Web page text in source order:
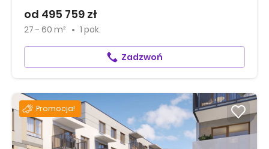
od 495 759 zł
27 - 60 m² 1 pok.
Zadzwoń
Promocja!